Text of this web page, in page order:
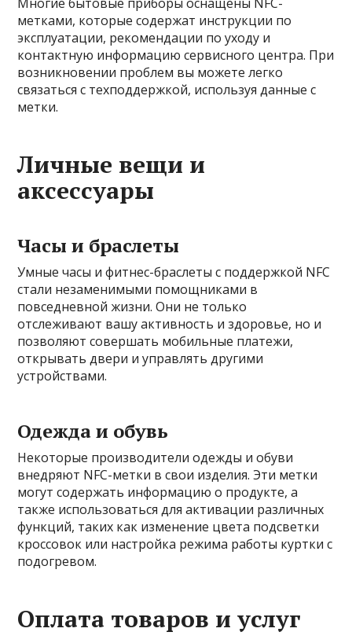
метками, которые содержат инструкции по
эксплуатации, рекомендации по уходу и
контактную информацию сервисного центра. При
возникновении проблем вы можете легко
связаться с техподдержкой, используя данные с
метки.
Личные вещи и
аксессуары
Часы и браслеты
Умные часы и фитнес-браслеты с поддержкой NFC
стали незаменимыми помощниками в
повседневной жизни. Они не только
отслеживают вашу активность и здоровье, но и
позволяют совершать мобильные платежи,
открывать двери и управлять другими
устройствами.
Одежда и обувь
Некоторые производители одежды и обуви
внедряют NFC-метки в свои изделия. Эти метки
могут содержать информацию о продукте, а
также использоваться для активации различных
функций, таких как изменение цвета подсветки
кроссовок или настройка режима работы куртки с
подогревом.
Оплата товаров и услуг